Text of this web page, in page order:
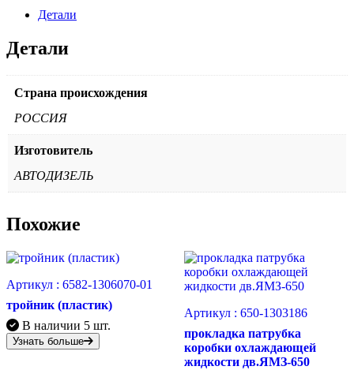
Детали
Детали
Страна происхождения
РОССИЯ
Изготовитель
АВТОДИЗЕЛЬ
Похожие
Артикул : 6582-1306070-01
тройник (пластик)
В наличии 5 шт.
Узнать больше
Артикул : 650-1303186
прокладка патрубка
коробки охлаждающей
жидкости дв.ЯМЗ-650